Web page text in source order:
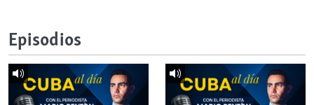
Episodios